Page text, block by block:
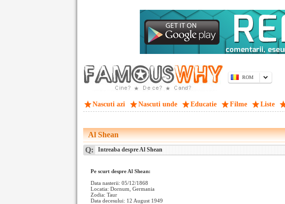
ROM
Nascuti azi Nascuti unde Educatie Filme Liste
Al Shean
Q: Intreaba despre Al Shean
Pe scurt despre Al Shean:
Data nasterii: 05/12/1868
Locatia: Dornum, Germania
Zodia: Taur
Data decesului: 12 August 1949